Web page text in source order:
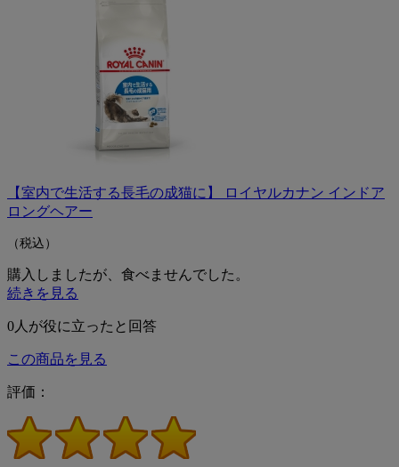
【室内で生活する長毛の成猫に】 ロイヤルカナン インドア
ロングヘアー
（税込）
購入しましたが、食べませんでした。
続きを見る
0人が役に立ったと回答
この商品を見る
評価：